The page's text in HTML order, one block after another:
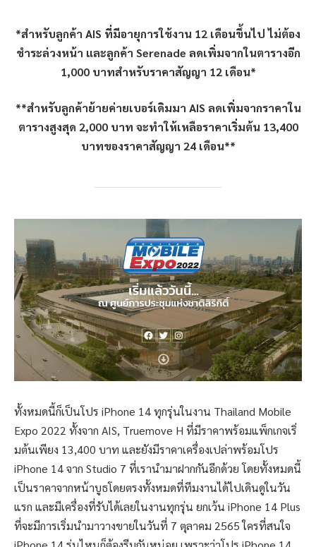
*สำหรับลูกค้า AIS ที่มีอายุการใช้งาน 12 เดือนขึ้นไป ไม่ต้อง
ชำระล่วงหน้า และลูกค้า Serenade ลดเพิ่มจากในตารางอีก
1,000 บาทสำหรับราคาสัญญา 12 เดือน*
**สำหรับลูกค้าย้ายค่ายเบอร์เดิมมา AIS ลดเพิ่มจากราคาใน
ตารางสูงสุด 2,000 บาท จะทำให้เหลือราคาเริ่มต้น 13,400
บาทของราคาสัญญา 24 เดือน**
ทั้งหมดนี้ก็เป็นโปร iPhone 14 ทุกรุ่นในงาน Thailand Mobile
Expo 2022 ทั้งจาก AIS, Truemove H ที่มีราคาพร้อมแพ็กเกจเริ่
มต้นเพียง 13,400 บาท และยังมีราคาเครื่องเปล่าพร้อมโปร
iPhone 14 จาก Studio 7 ที่เรานำมาฝากกันอีกด้วย โดยทั้งหมดนี้
เป็นราคาจากหน้าบูธโดยตรงทั้งหมดที่ทีมงานได้ไปเดินดูในวัน
แรก และมีเครื่องที่รับได้เลยในงานทุกรุ่น ยกเว้น iPhone 14 Plus
ที่จะมีการเริ่มนำมาวางขายในวันที่ 7 ตุลาคม 2565 ใครที่สนใจ